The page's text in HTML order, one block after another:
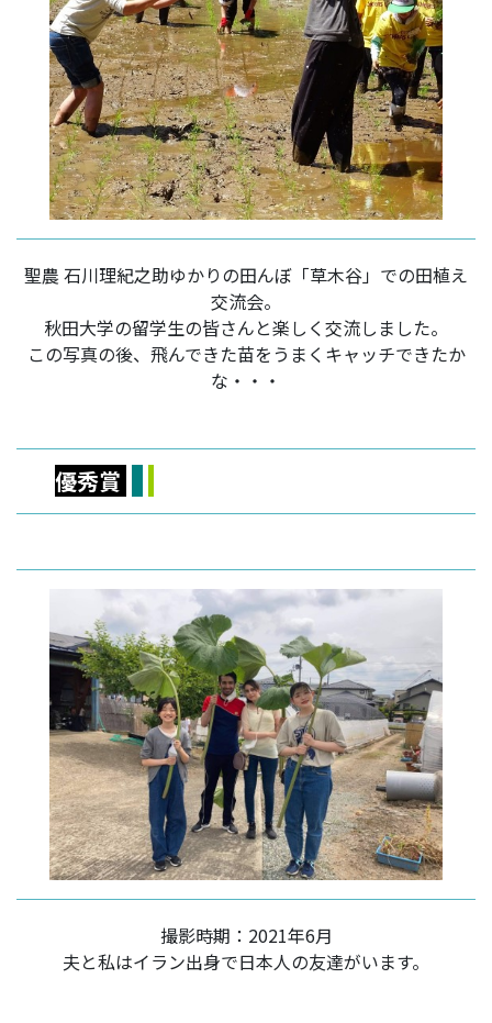
聖農 石川理紀之助ゆかりの田んぼ「草木谷」での田植え
交流会。
秋田大学の留学生の皆さんと楽しく交流しました。
この写真の後、飛んできた苗をうまくキャッチできたか
な・・・
優秀賞
撮影時期：2021年6月
夫と私はイラン出身で日本人の友達がいます。